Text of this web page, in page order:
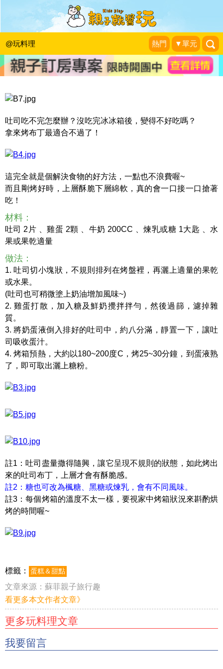
@玩料理 熱門 ▼單元
吐司吃不完怎麼辦？教你烤出美味的烤
布丁吐司
蘇菲親子旅行趣|2016-04-28
吐司吃不完怎麼辦？沒吃完冰冰箱後，變得不好吃嗎？
拿來烤布丁最適合不過了！
這完全就是個解決食物的好方法，一點也不浪費喔~
而且剛烤好時，上層酥脆下層綿軟，真的會一口接一口搶著
吃！
材料：
吐司 2片 、雞蛋 2顆 、牛奶 200CC 、煉乳或糖 1大匙 、水
果或果乾適量
做法：
1. 吐司切小塊狀，不規則排列在烤盤裡，再灑上適量的果乾
或水果。
(吐司也可稍微塗上奶油增加風味~)
2. 雞蛋打散，加入糖及鮮奶攪拌拌勻，然後過篩，濾掉雜
質。
3. 將奶蛋液倒入排好的吐司中，約八分滿，靜置一下，讓吐
司吸收蛋汁。
4. 烤箱預熱，大約以180~200度C，烤25~30分鐘，到蛋液熟
了，即可取出灑上糖粉。
註1：吐司盡量撒得隨興，讓它呈現不規則的狀態，如此烤出
來的吐司布丁，上層才會有酥脆感。
註2：糖也可改為楓糖、黑糖或煉乳，會有不同風味。
註3：每個烤箱的溫度不太一樣，要視家中烤箱狀況來斟酌烘
烤的時間喔~
標籤： 蛋糕＆甜點
文章來源： 蘇菲親子旅行趣
看更多本文作者文章》
更多玩料理文章
我要留言